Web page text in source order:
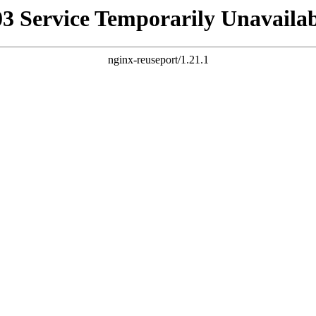
Service Temporarily
nginx-reuseport/1.21.1